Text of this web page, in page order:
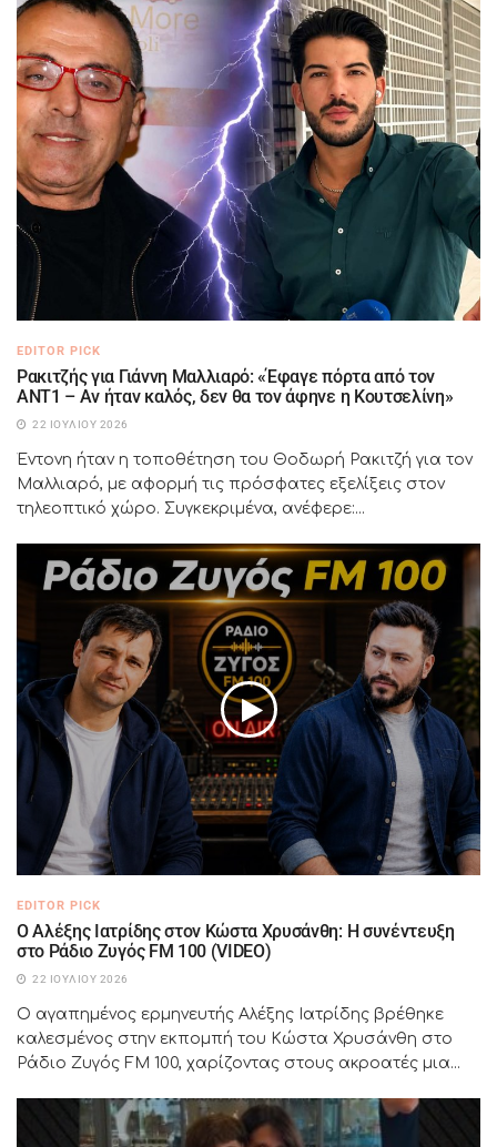
EDITOR PICK
Ρακιτζής για Γιάννη Μαλλιαρό: «Έφαγε πόρτα από τον
ΑΝΤ1 – Αν ήταν καλός, δεν θα τον άφηνε η Κουτσελίνη»
22 ΙΟΥΛΊΟΥ 2026
Έντονη ήταν η τοποθέτηση του Θοδωρή Ρακιτζή για τον
Μαλλιαρό, με αφορμή τις πρόσφατες εξελίξεις στον
τηλεοπτικό χώρο. Συγκεκριμένα, ανέφερε:...
EDITOR PICK
Ο Αλέξης Ιατρίδης στον Κώστα Χρυσάνθη: Η συνέντευξη
στο Ράδιο Ζυγός FM 100 (VIDEO)
22 ΙΟΥΛΊΟΥ 2026
Ο αγαπημένος ερμηνευτής Αλέξης Ιατρίδης βρέθηκε
καλεσμένος στην εκπομπή του Κώστα Χρυσάνθη στο
Ράδιο Ζυγός FM 100, χαρίζοντας στους ακροατές μια...